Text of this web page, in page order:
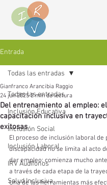
Entrada
Todas las entradas
Inclusión Educativa
Inclusión Social
Inclusión Laboral
IRV Audífonos
Salud Inclusiva
Todas las entradas
Del entrenamiento al empleo:
capacitación inclusiva en
exitosas
Gianfranco Arancibia Raggio
24 jun 2025 2 min de lectura
El proceso de inclusión laboral de
discapacidad no se limita al acto
dar empleo: comienza mucho
a través de cada etapa de la
Una de las herramientas más